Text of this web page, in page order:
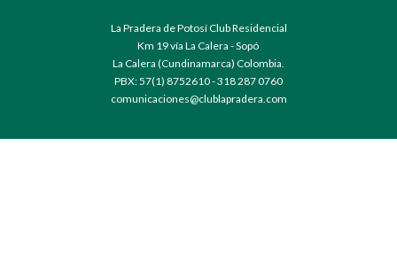
La Pradera de Potosí Club Residencial
Km 19 vía La Calera - Sopó
La Calera (Cundinamarca) Colombia.
PBX: 57(1) 8752610 - 318 287 0760
comunicaciones@clublapradera.com